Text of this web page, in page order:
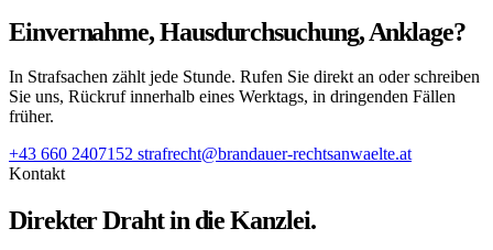
Einvernahme, Hausdurchsuchung, Anklage?
In Strafsachen zählt jede Stunde. Rufen Sie direkt an oder schreiben
Sie uns, Rückruf innerhalb eines Werktags, in dringenden Fällen
früher.
+43 660 2407152 strafrecht@brandauer-rechtsanwaelte.at
Kontakt
Direkter Draht in die Kanzlei.